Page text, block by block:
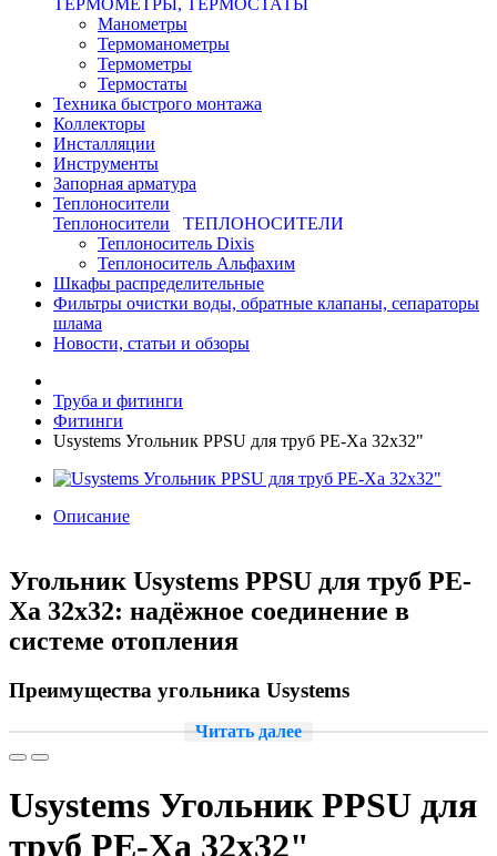
ТЕРМОМЕТРЫ, ТЕРМОСТАТЫ
Манометры
Термоманометры
Термометры
Термостаты
Техника быстрого монтажа
Коллекторы
Инсталляции
Инструменты
Запорная арматура
Теплоносители
Теплоносители
ТЕПЛОНОСИТЕЛИ
Теплоноситель Dixis
Теплоноситель Альфахим
Шкафы распределительные
Фильтры очистки воды, обратные клапаны, сепараторы
шлама
Новости, статьи и обзоры
Труба и фитинги
Фитинги
Usystems Угольник PPSU для труб PE-Xa 32x32"
Описание
Угольник Usystems PPSU для труб PE-
Xa 32x32: надёжное соединение в
системе отопления
Преимущества угольника Usystems
Угольник Usystems PPSU предназначен для использования в
системах отопления с трубами PE-Xa. Этот
герметичное соединение, что гарантирует долговечность и
безопасность вашей системы.
Почему стоит выбрать угольник Usystems?
Читать далее
Usystems Угольник PPSU для
труб PE-Xa 32x32"